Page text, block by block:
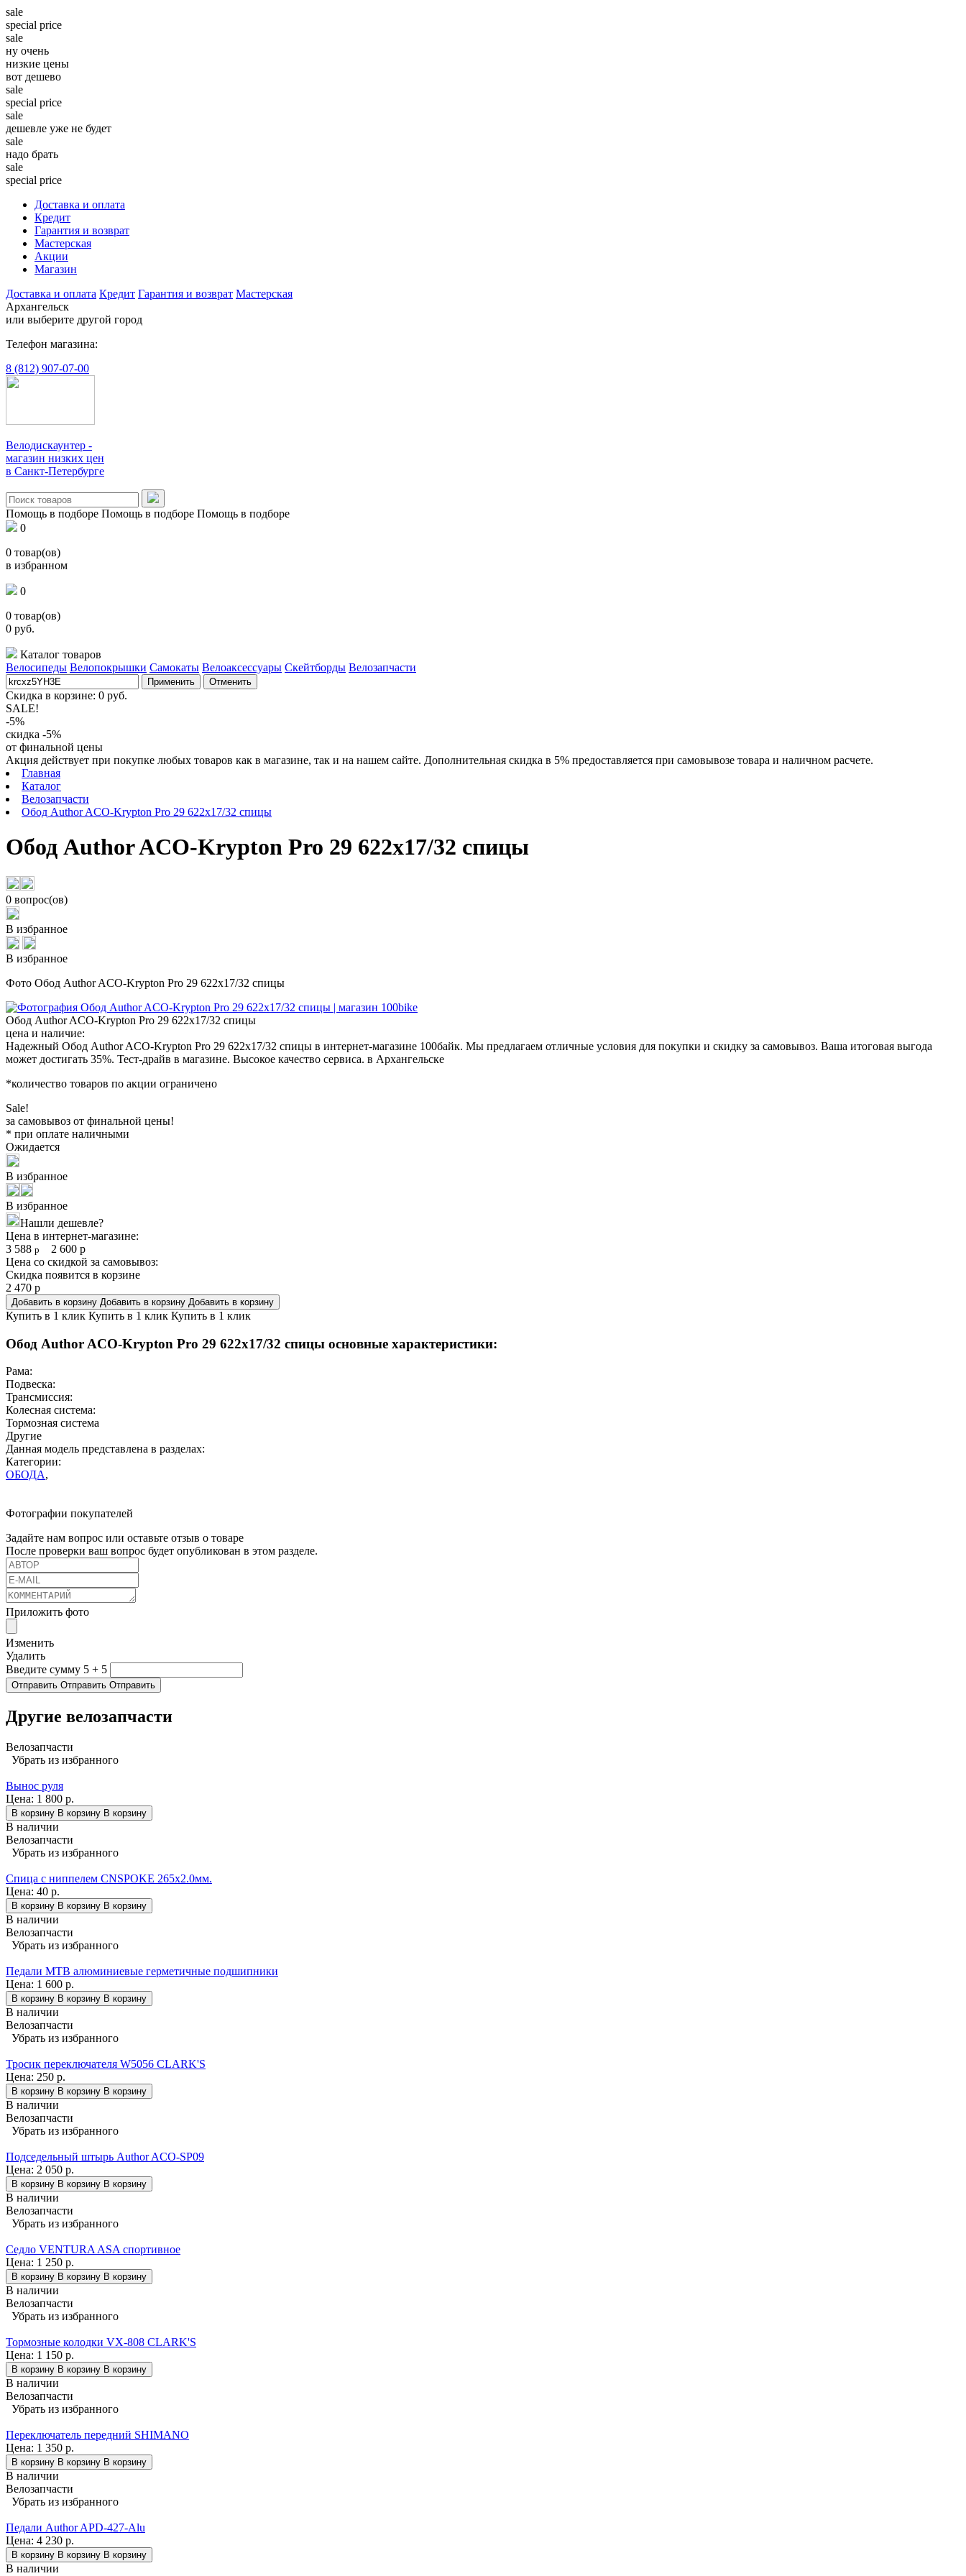
sale
special price
sale
ну очень
низкие цены
вот дешево
sale
special price
sale
дешевле уже не будет
sale
надо брать
sale
special price
Доставка и оплата
Кредит
Гарантия и возврат
Мастерская
Акции
Магазин
Доставка и оплата Кредит Гарантия и возврат Мастерская
Архангельск
или выберите другой город
Телефон магазина:
8 (812) 907-07-00
Велодискаунтер -
магазин низких цен
в Санкт-Петербурге
Помощь в подборе Помощь в подборе Помощь в подборе
0
0 товар(ов)
в избранном
0
0 товар(ов)
0 руб.
Каталог товаров
Велосипеды Велопокрышки Самокаты Велоаксессуары Скейтборды Велозапчасти
Применить Отменить
Скидка в корзине: 0 руб.
SALE!
-5%
скидка -5%
от финальной цены
Акция действует при покупке любых товаров как в магазине, так и на нашем сайте. Дополнительная скидка в 5% предоставляется при самовывозе товара и наличном расчете.
Главная
Каталог
Велозапчасти
Обод Author ACO-Krypton Pro 29 622x17/32 спицы
Обод Author ACO-Krypton Pro 29 622x17/32 спицы
0 вопрос(ов)
В избранное
В избранное
Фото Обод Author ACO-Krypton Pro 29 622x17/32 спицы
Обод Author ACO-Krypton Pro 29 622x17/32 спицы
цена и наличие:
Надежный Обод Author ACO-Krypton Pro 29 622x17/32 спицы в интернет-магазине 100байк. Мы предлагаем отличные условия для покупки и скидку за самовывоз. Ваша итоговая выгода
может достигать 35%. Тест-драйв в магазине. Высокое качество сервиса. в Архангельске
*количество товаров по акции ограничено
Sale!
за самовывоз от финальной цены!
* при оплате наличными
Ожидается
В избранное
В избранное
Нашли дешевле?
Цена в интернет-магазине:
3 588 р 2 600 р
Цена со скидкой за самовывоз:
Скидка появится в корзине
2 470 р
Добавить в корзину Добавить в корзину Добавить в корзину
Купить в 1 клик Купить в 1 клик Купить в 1 клик
Обод Author ACO-Krypton Pro 29 622x17/32 спицы основные характеристики:
Рама:
Подвеска:
Трансмиссия:
Колесная система:
Тормозная система
Другие
Данная модель представлена в разделах:
Категории:
ОБОДА,
Фотографии покупателей
Задайте нам вопрос или оставьте отзыв о товаре
После проверки ваш вопрос будет опубликован в этом разделе.
Приложить фото
Изменить
Удалить
Введите сумму 5 + 5
Отправить Отправить Отправить
Другие велозапчасти
Велозапчасти
Убрать из избранного
Вынос руля
Цена: 1 800 р.
В корзину В корзину В корзину
В наличии
Велозапчасти
Убрать из избранного
Спица с ниппелем CNSPOKE 265х2.0мм.
Цена: 40 р.
В корзину В корзину В корзину
В наличии
Велозапчасти
Убрать из избранного
Педали MTB алюминиевые герметичные подшипники
Цена: 1 600 р.
В корзину В корзину В корзину
В наличии
Велозапчасти
Убрать из избранного
Тросик переключателя W5056 CLARK'S
Цена: 250 р.
В корзину В корзину В корзину
В наличии
Велозапчасти
Убрать из избранного
Подседельный штырь Author ACO-SP09
Цена: 2 050 р.
В корзину В корзину В корзину
В наличии
Велозапчасти
Убрать из избранного
Седло VENTURA ASA спортивное
Цена: 1 250 р.
В корзину В корзину В корзину
В наличии
Велозапчасти
Убрать из избранного
Тормозные колодки VX-808 CLARK'S
Цена: 1 150 р.
В корзину В корзину В корзину
В наличии
Велозапчасти
Убрать из избранного
Переключатель передний SHIMANO
Цена: 1 350 р.
В корзину В корзину В корзину
В наличии
Велозапчасти
Убрать из избранного
Педали Author APD-427-Alu
Цена: 4 230 р.
В корзину В корзину В корзину
В наличии